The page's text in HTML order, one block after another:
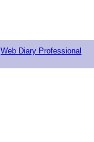
Web Diary Professional